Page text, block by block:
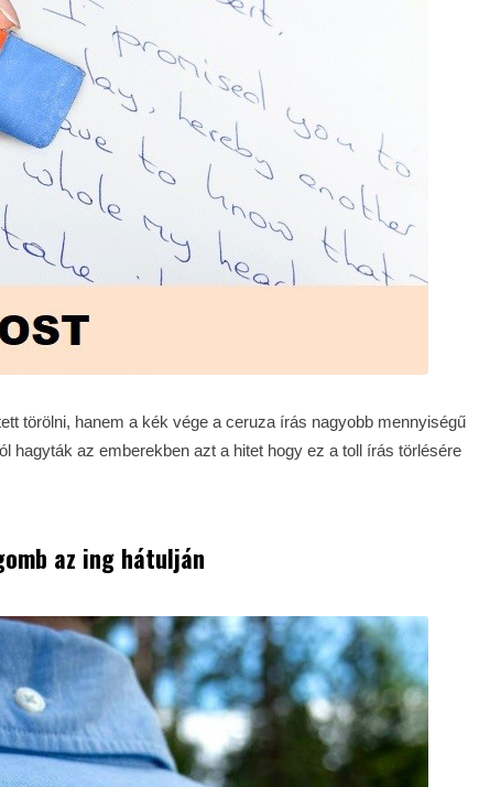
törölni, hanem a kék vége a ceruza írás nagyobb mennyiségű
hagyták az emberekben azt a hitet hogy ez a toll írás törlésére
az ing hátulján